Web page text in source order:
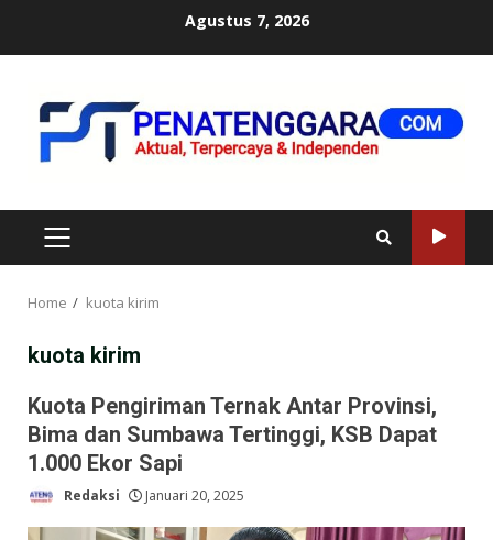
Agustus 7, 2026
PRIMARY
MENU
Home kuota kirim
kuota kirim
Kuota Pengiriman Ternak Antar Provinsi,
Bima dan Sumbawa Tertinggi, KSB Dapat
1.000 Ekor Sapi
Redaksi Januari 20, 2025